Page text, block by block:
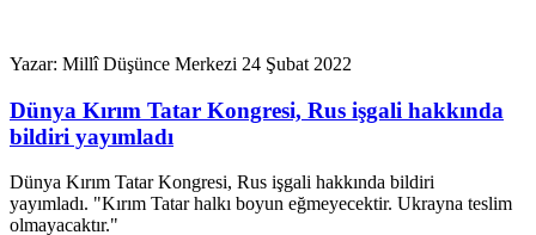
Yazar: Millî Düşünce Merkezi 24 Şubat 2022
Dünya Kırım Tatar Kongresi, Rus işgali hakkında
bildiri yayımladı
Dünya Kırım Tatar Kongresi, Rus işgali hakkında bildiri
yayımladı. "Kırım Tatar halkı boyun eğmeyecektir. Ukrayna teslim
olmayacaktır."